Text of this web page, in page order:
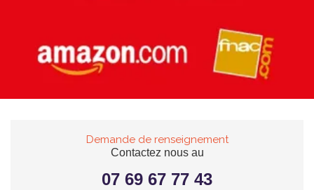
Demande de renseignement
Contactez nous au
07 69 67 77 43